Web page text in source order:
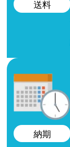
送料
納期